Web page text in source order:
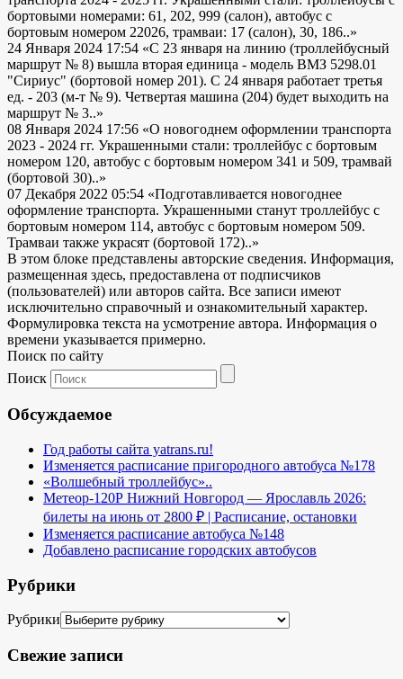
бортовыми номерами: 61, 202, 999 (салон), автобус с
бортовым номером 22026, трамваи: 17 (салон), 30, 186..»
24 Января 2024 17:54 «С 23 января на линию (троллейбусный
маршрут № 8) вышла вторая единица - модель ВМЗ 5298.01
"Сириус" (бортовой номер 201). С 24 января работает третья
ед. - 203 (м-т № 9). Четвертая машина (204) будет выходить на
маршрут № 3..»
08 Января 2024 17:56 «О новогоднем оформлении транспорта
2023 - 2024 гг. Украшенными стали: троллейбус с бортовым
номером 120, автобус с бортовым номером 341 и 509, трамвай
(бортовой 30)..»
07 Декабря 2022 05:54 «Подготавливается новогоднее
оформление транспорта. Украшенными станут троллейбус с
бортовым номером 114, автобус с бортовым номером 509.
Трамваи также украсят (бортовой 172)..»
В этом блоке представлены авторские сведения. Информация,
размещенная здесь, предоставлена от подписчиков
(пользователей) или авторов сайта. Все записи имеют
исключительно справочный и ознакомительный характер.
Формулировка текста на усмотрение автора. Информация о
времени указывается примерно.
Поиск по сайту
Поиск
Обсуждаемое
Год работы сайта yatrans.ru!
Изменяется расписание пригородного автобуса №178
«Волшебный троллейбус»..
Метеор-120Р Нижний Новгород — Ярославль 2026:
билеты на июнь от 2800 ₽ | Расписание, остановки
Изменяется расписание автобуса №148
Добавлено расписание городских автобусов
Рубрики
Рубрики
Свежие записи